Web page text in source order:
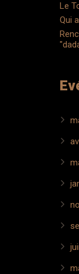
Le
Qui